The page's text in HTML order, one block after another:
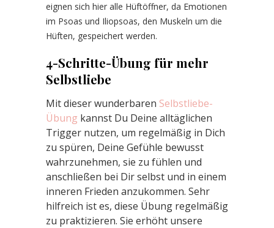
eignen sich hier alle Hüftöffner, da Emotionen
im Psoas und Iliopsoas, den Muskeln um die
Hüften, gespeichert werden.
4-Schritte-Übung für mehr
Selbstliebe
Mit dieser wunderbaren Selbstliebe-
Übung kannst Du Deine alltäglichen
Trigger nutzen, um regelmäßig in Dich
zu spüren, Deine Gefühle bewusst
wahrzunehmen, sie zu fühlen und
anschließen bei Dir selbst und in einem
inneren Frieden anzukommen. Sehr
hilfreich ist es, diese Übung regelmäßig
zu praktizieren. Sie erhöht unsere